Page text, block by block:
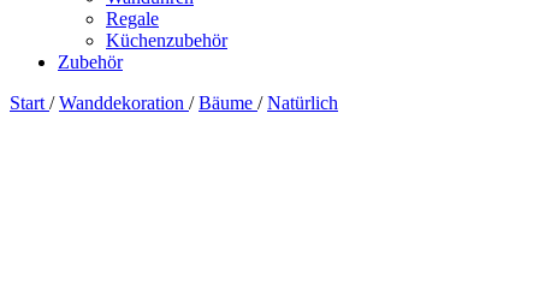
Regale
Küchenzubehör
Zubehör
Start / Wanddekoration / Bäume / Natürlich